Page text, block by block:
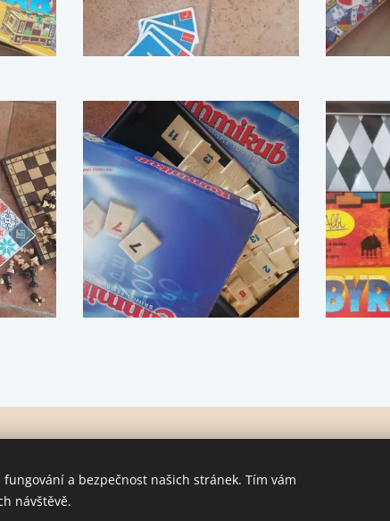
© 2019Ještěrka
a další šíření obsahu tohoto webu je bez předchozího
a bezpečnost našich stránek. Tím vám
návštěvě.